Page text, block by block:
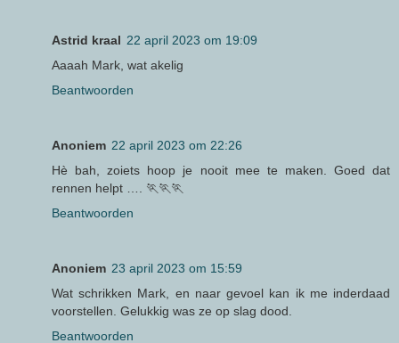
Astrid kraal 22 april 2023 om 19:09
Aaaah Mark, wat akelig
Beantwoorden
Anoniem 22 april 2023 om 22:26
Hè bah, zoiets hoop je nooit mee te maken. Goed dat
rennen helpt …. 🏃🏃🏃
Beantwoorden
Anoniem 23 april 2023 om 15:59
Wat schrikken Mark, en naar gevoel kan ik me inderdaad
voorstellen. Gelukkig was ze op slag dood.
Beantwoorden